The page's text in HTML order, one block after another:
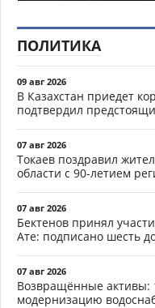
ПОЛИТИКА
09 авг 2026
В Казахстан приедет
подтвердил
07 авг 2026
Токаев поздравил
области с 90-летием
07 авг 2026
Бектенов принял
Ате: подписано шесть
07 авг 2026
Возвращённые активы:
модернизацию